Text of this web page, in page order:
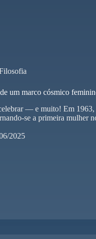
um marco cósmico
— e muito! Em 1963,
se a primeira mulher
2025